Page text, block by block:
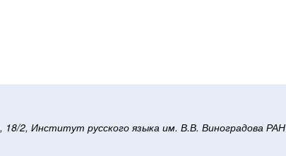
18/2, Институт русского языка им. В.В. Виноградова РАН